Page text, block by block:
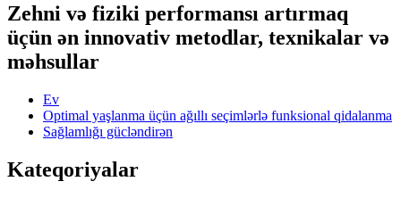
Zehni və fiziki performansı artırmaq
üçün ən innovativ metodlar, texnikalar və
məhsullar
Ev
Optimal yaşlanma üçün ağıllı seçimlərlə funksional qidalanma
Sağlamlığı gücləndirən
Kateqoriyalar